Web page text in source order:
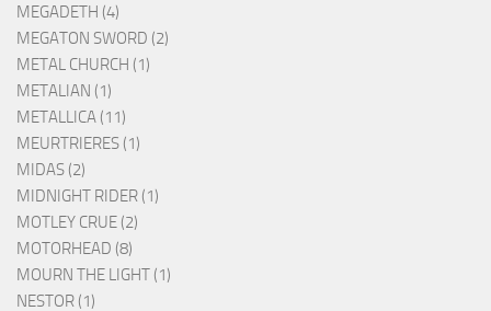
MEGADETH (4)
MEGATON SWORD (2)
METAL CHURCH (1)
METALIAN (1)
METALLICA (11)
MEURTRIERES (1)
MIDAS (2)
MIDNIGHT RIDER (1)
MOTLEY CRUE (2)
MOTORHEAD (8)
MOURN THE LIGHT (1)
NESTOR (1)